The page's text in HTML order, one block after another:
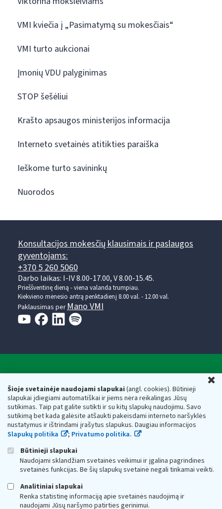
Šioje svetainėje naudojami slapukai(angl. cookies). Būtinieji
slapukai įdiegiami automatiškai ir jiems nėra reikalingas Jūsų
sutikimas. Taip pat galite sutikti ir su kitų slapukų naudojimu. Savo
sutikimą bet kada galėsite atšaukti pakeisdami interneto naršyklės
nustatymus ir ištrindami įrašytus slapukus. Daugiau informacijos
Slapukų politika
; Privatumo politika.
Būtinieji slapukai
Naudojami sklandžiam svetainės veikimui ir įgalina pagrindines
svetainės funkcijas. Be šių slapukų svetainė negali tinkamai veikti.
Analitiniai slapukai
Renka statistinę informaciją apie svetainės naudojimą ir
naudojami Jūsų naršymo patirties gerinimui.
VMI kviečia į „Pasimatymą su mokesčiais“
VMI turto aukcionai
Įmonių VDU palyginimas
STOP šešėliui
Krašto apsaugos ministerijos informacija
Interneto svetainės atitikties paraiška
Ieškome turto savininkų
Nuorodos
Konsultacijos mokesčių klausimais ir paslaugos
gyventojams:
+370 5 260 5060
Darbo laikas: I-IV 8.00-17.00, V 8.00-15.45.
Prieššventinę dieną - viena valanda trumpiau.
Kiekvieno mėnesio antrą penktadienį 8.00 val. - 12.00 val.
Paklausimas per Mano VMI
Respublikos finansų ministerijos
Biudžetinė įstaiga. Juridinio asmens kodas — 188659752,
adresas: Vasario 16-osios g. 14, 01107 Vilnius, Lietuva, el.paštas:
vmi@vmi.lt, E. pristatymo dėžutės adresas 188659752
Duomenys apie Valstybinę mokesčių inspekciją prie Lietuvos
Respublikos finansų ministerijos kaupiami ir saugomi Juridinių